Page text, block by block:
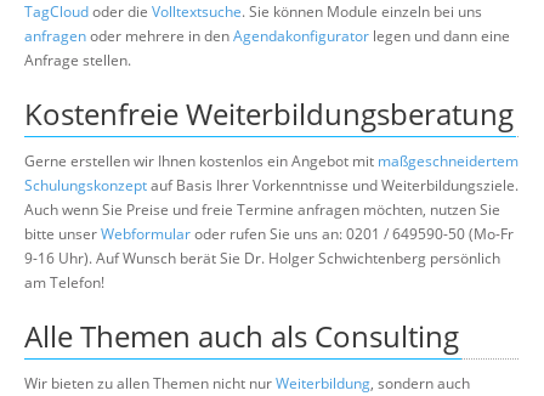
TagCloudoder die Volltextsuche. Sie können Module einzeln bei uns
anfragenoder mehrere in denAgendakonfigurator legen und dann eine
Anfrage stellen.
Kostenfreie Weiterbildungsberatung
Gerne erstellen wir Ihnen kostenlos ein Angebot mit maßgeschneidertem
Schulungskonzeptauf Basis Ihrer Vorkenntnisse und Weiterbildungsziele.
Auch wenn Sie Preise und freie Termine anfragen möchten, nutzen Sie
bitte unserWebformularoder rufen Sie uns an: 0201 / 649590-50 (Mo-Fr
9-16 Uhr). Auf Wunsch berät Sie Dr. Holger Schwichtenberg persönlich
am Telefon!
Alle Themen auch als Consulting
Wir bieten zu allen Themen nicht nurWeiterbildung, sondern auch